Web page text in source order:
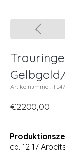
Artikelnummer:
€2200,00
ca. 12-17